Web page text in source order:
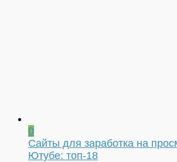
0
Сайты для заработка на
Ютубе: топ-18